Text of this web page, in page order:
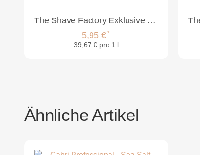
The Shave Factory Exklusive 44 Matte Clay Extra Starker Halt 150ml
5,95 €*
39,67 € pro 1 l
Ähnliche Artikel